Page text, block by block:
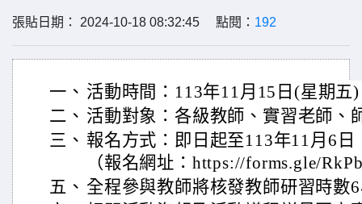
張貼日期： 2024-10-18 08:32:45 點閱： 192
一、 活動時間：113年11月15日(星期五
二、 活動對象：各級教師、實習老師、
三、 報名方式：即日起至113年11月6
（報名網址：https://forms.gle/
五、 全程參與教師將核發教師研習時數